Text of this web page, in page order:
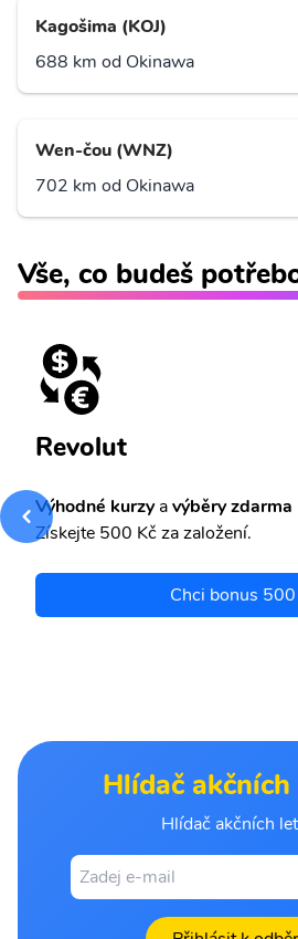
Kagošima (KOJ)
688 km od Okinawa
Wen-čou (WNZ)
702 km od Okinawa
Vše, co budeš
Revolut
Výhodné kurzyavýběry
Získejte 500 Kč za založení.
Chci bonus 500
Hlídač
Hlídač akčních